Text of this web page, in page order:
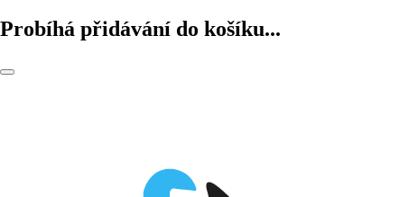
Probíhá přidávání do košíku...